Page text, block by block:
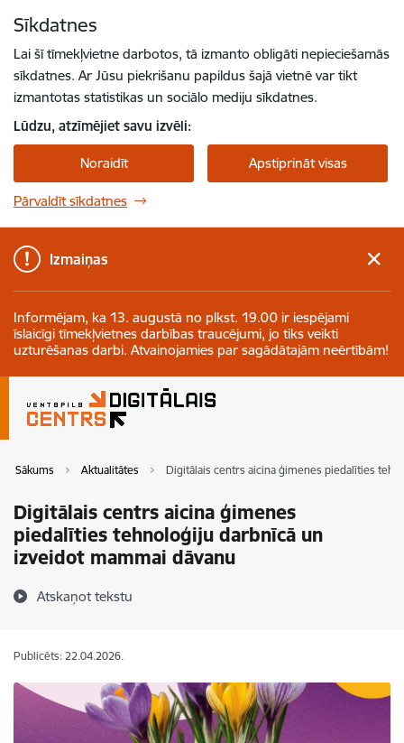
Sīkdatnes
Lai šī tīmekļvietne darbotos, tā izmanto obligāti nepieciešamās
sīkdatnes. Ar Jūsu piekrišanu papildus šajā vietnē var tikt
izmantotas statistikas un sociālo mediju sīkdatnes.
Lūdzu, atzīmējiet savu izvēli:
Noraidīt Apstiprināt visas
Pārvaldīt sīkdatnes
Izmaiņas
Informējam, ka 13. augustā no plkst. 19.00 ir iespējami
īslaicīgi tīmekļvietnes darbības traucējumi, jo tiks veikti
uzturēšanas darbi. Atvainojamies par sagādātajām neērtībām!
Sākums Aktualitātes Digitālais centrs aicina ģimenes piedalīties
Digitālais centrs aicina ģimenes
piedalīties tehnoloģiju darbnīcā un
izveidot mammai dāvanu
Atskaņot tekstu
Publicēts: 22.04.2026.